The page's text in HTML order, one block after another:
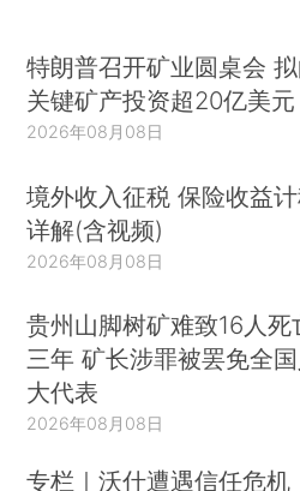
特朗普召开矿业圆桌会 拟
关键矿产投资超20亿美元
2026年08月08日
境外收入征税 保险收益
详解(含视频)
2026年08月08日
贵州山脚树矿难致16人死
三年 矿长涉罪被罢免全国
大代表
2026年08月08日
专栏｜沃什遭遇信任危机